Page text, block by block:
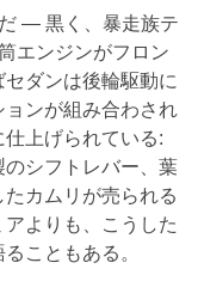
— 黒く、暴走族テ
エンジンがフロン
ダンは後輪駆動に
ンが組み合わされ
上げられている:
シフトレバー、葉
カムリが売られる
よりも、こうした
こともある。